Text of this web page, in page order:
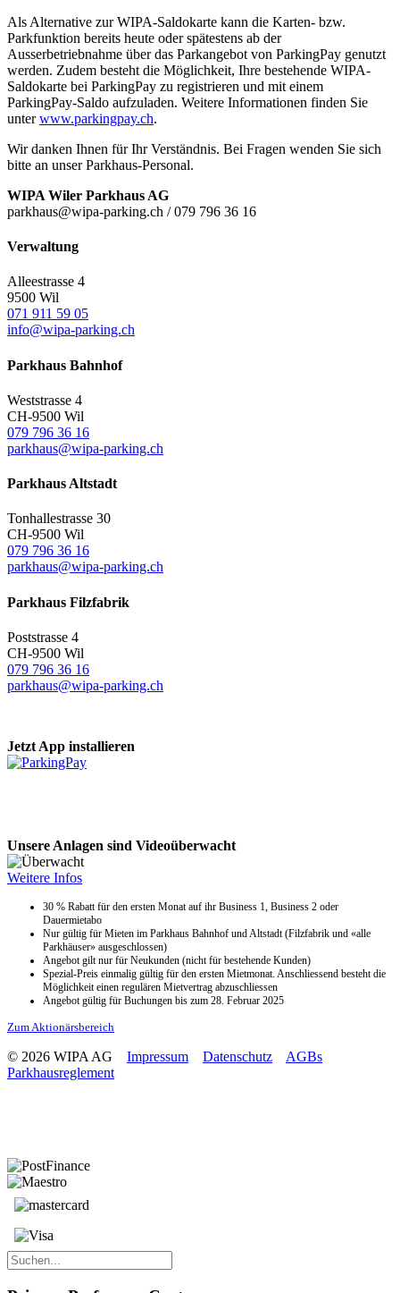
Als Alternative zur WIPA-Saldokarte kann die Karten- bzw.
Parkfunktion bereits heute oder spätestens ab der
Ausserbetriebnahme über das Parkangebot von ParkingPay genutzt
werden. Zudem besteht die Möglichkeit, Ihre bestehende WIPA-
Saldokarte bei ParkingPay zu registrieren und mit einem
ParkingPay-Saldo aufzuladen. Weitere Informationen finden Sie
unterwww.parkingpay.ch.
Wir danken Ihnen für Ihr Verständnis. Bei Fragen wenden Sie sich
bitte an unser Parkhaus-Personal.
WIPA Wiler Parkhaus AG
parkhaus@wipa-parking.ch / 079 796 36 16
Verwaltung
Alleestrasse 4
9500 Wil
071 911 59 05
info@wipa-parking.ch
Parkhaus Bahnhof
Weststrasse 4
CH-9500 Wil
079 796 36 16
parkhaus@wipa-parking.ch
Parkhaus Altstadt
Tonhallestrasse 30
CH-9500 Wil
079 796 36 16
parkhaus@wipa-parking.ch
Parkhaus Filzfabrik
Poststrasse 4
CH-9500 Wil
079 796 36 16
parkhaus@wipa-parking.ch
Jetzt App installieren
Unsere Anlagen sind Videoüberwacht
Weitere Infos
30 % Rabatt für den ersten Monat auf ihr Business 1, Business 2 oder
Dauermietabo
Nur gültig für Mieten im Parkhaus Bahnhof und Altstadt (Filzfabrik und «alle
Parkhäuser» ausgeschlossen)
Angebot gilt nur für Neukunden (nicht für bestehende Kunden)
Spezial-Preis einmalig gültig für den ersten Mietmonat. Anschliessend besteht die
Möglichkeit einen regulären Mietvertrag abzuschliessen
Angebot gültig für Buchungen bis zum 28. Februar 2025
Zum Aktionärsbereich
© 2026 WIPA AG Impressum Datenschutz
AGBs
Parkhausreglement